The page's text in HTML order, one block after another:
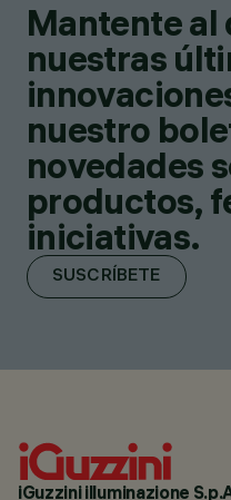
Mantente al
nuestras
nuestro
novedades
productos,
iniciativas.
SUSCRÍBETE
iGuzzini illuminazione